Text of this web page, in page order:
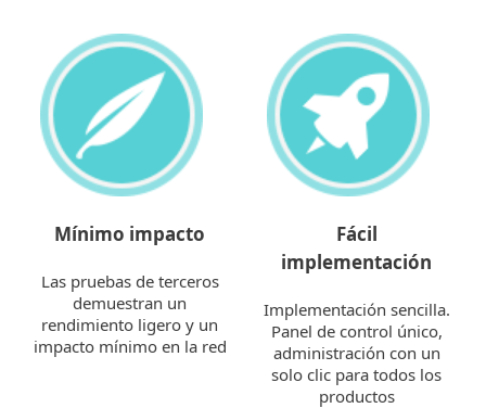
Mínimo impacto
Las pruebas de terceros
demuestran un
rendimiento ligero y un
impacto mínimo en la red
Fácil
implementación
Implementación sencilla.
Panel de control único,
administración con un
solo clic para todos los
productos